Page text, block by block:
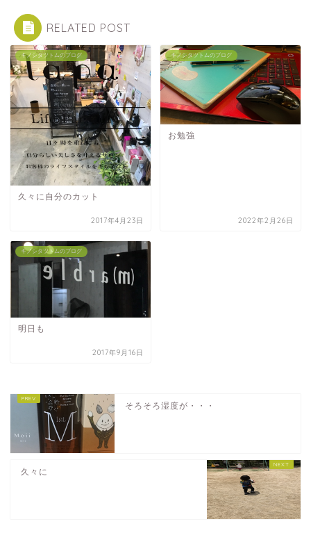
RELATED POST
キノシタツトムのブログ
久々に自分のカット
2017年4月23日
キノシタツトムのブログ
お勉強
2022年2月26日
キノシタツトムのブログ
明日も
2017年9月16日
そろそろ湿度が・・・
久々に